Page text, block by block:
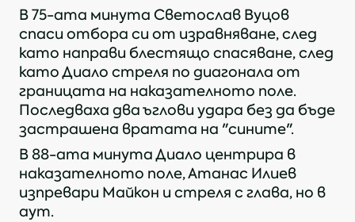
В 75-ата минута Светослав Вуцов
спаси отбора си от изравняване, след
като направи блестящо спасяване, след
като Диало стреля по диагонала от
границата на наказателното поле.
Последваха два ъглови удара без да бъде
застрашена вратата на "сините".
В 88-ата минута Диало центрира в
наказателното поле, Атанас Илиев
изпревари Майкон и стреля с глава, но в
аут.